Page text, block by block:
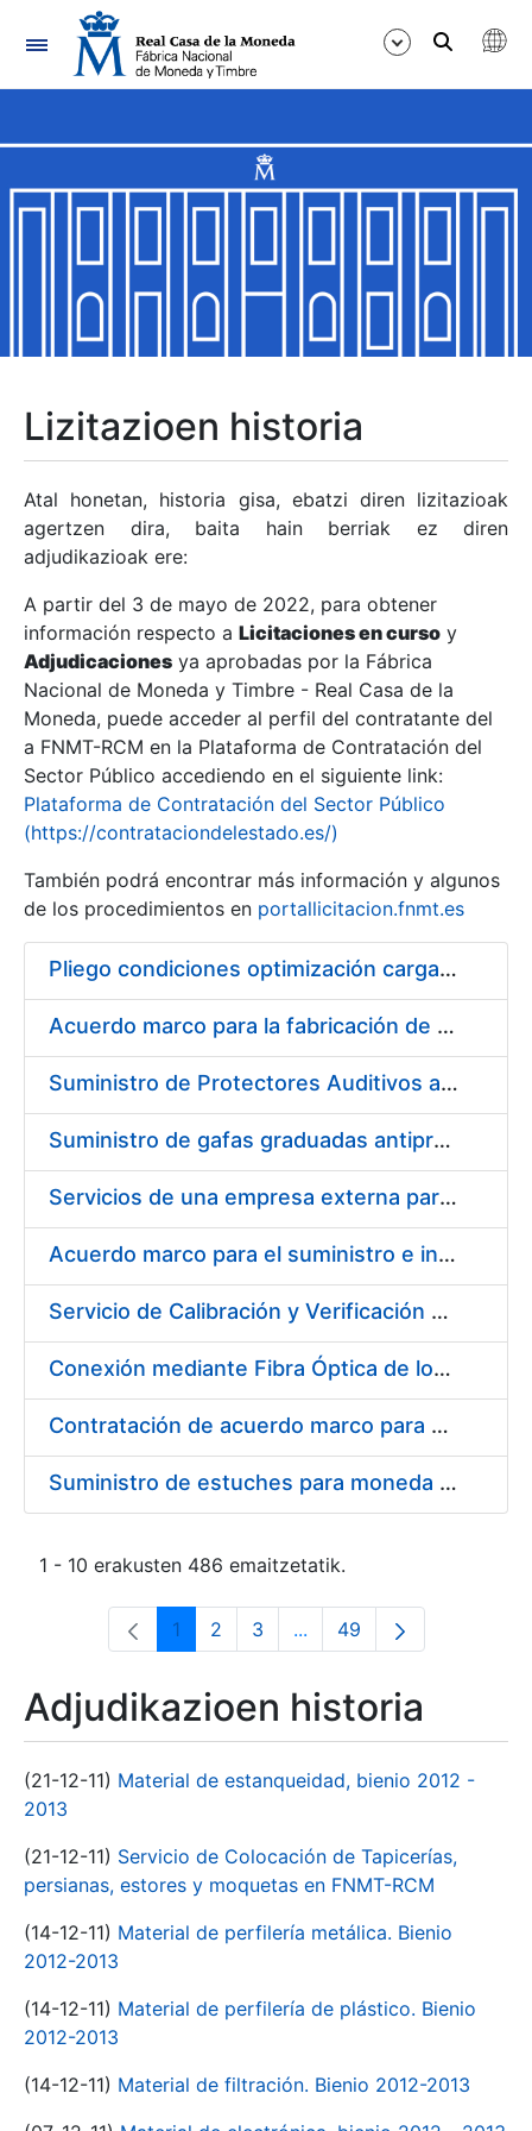
Nabigazioa
Erakutsi/Ezkutatu
Erakutsi/Ezkutatu
Erakutsi/Ezkutatu
Erakutsi/Ezkutatu
Erakutsi/Ezkutatu
Erakutsi/Ezkutatu
Erakutsi/Ezkutatu
Erakutsi/Ezkutatu
Lizitazioen historia
Atal honetan, historia gisa, ebatzi diren lizitazioak
agertzen dira, baita hain berriak ez diren
adjudikazioak ere:
A partir del 3 de mayo de 2022, para obtener
información respecto a Licitaciones en curso y
Adjudicaciones ya aprobadas por la Fábrica
Nacional de Moneda y Timbre - Real Casa de la
Moneda, puede acceder al perfil del contratante del
a FNMT-RCM en la Plataforma de Contratación del
Sector Público accediendo en el siguiente link:
Plataforma de Contratación del Sector Público
(https://contrataciondelestado.es/)
También podrá encontrar más información y algunos
de los procedimientos en portallicitacion.fnmt.es
Pliego condiciones optimización cargas compras firmado
Acuerdo marco para la fabricación de piezas
Suministro de Protectores Auditivos a medida para las personas trabajadoras de los Centros de Trabajo de Madrid y Burgos
Suministro de gafas graduadas antiproyecciones para los trabajadores de la FNMT-RCM en los centros de trabajo de Madrid y Burgos
Servicios de una empresa externa para el asesoramiento y resolución de los recursos de alzada que se presentan relacionados con procesos de selección para la FNMT-RCM
Acuerdo marco para el suministro e instalación de persianas, estores y otros complementos
Servicio de Calibración y Verificación Externa de los Equipos de Medición del Servicio de Prevención de la FNMT-RCM
Conexión mediante Fibra Óptica de los Centros de Proceso de Datos (CPDs) de las sedes de la FNMT-RCM de Burgos y Madrid
Contratación de acuerdo marco para el Suministro de Material de Electricidad para la Fábrica Nacional de Moneda y Timbre-Real Casa de la Moneda en su centro de trabajo de Burgos
Suministro de estuches para moneda de 30 €
1 - 10 erakusten 486 emaitzetatik.
Orrialdea
1 Orrialdea
2 Orrialdea
3 ...Intermediate Pages Use
Orrialdea
49
Adjudikazioen historia
(21-12-11) Material de estanqueidad, bienio 2012 -
2013
(21-12-11) Servicio de Colocación de Tapicerías,
persianas, estores y moquetas en FNMT-RCM
(14-12-11) Material de perfilería metálica. Bienio
2012-2013
(14-12-11) Material de perfilería de plástico. Bienio
2012-2013
(14-12-11) Material de filtración. Bienio 2012-2013